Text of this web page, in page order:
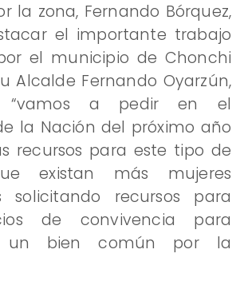
la zona, Fernando Bórquez,
el importante trabajo
el municipio de Chonchi
Alcalde Fernando Oyarzún,
“vamos a pedir en el
la Nación del próximo año
recursos para este tipo de
existan más mujeres
solicitando recursos para
de convivencia para
un bien común por la